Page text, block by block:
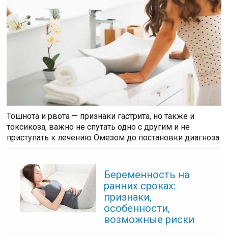
Тошнота и рвота — признаки гастрита, но также и
токсикоза, важно не спутать одно с другим и не
приступать к лечению Омезом до постановки диагноза
Беременность на
ранних сроках:
признаки,
особенности,
возможные риски